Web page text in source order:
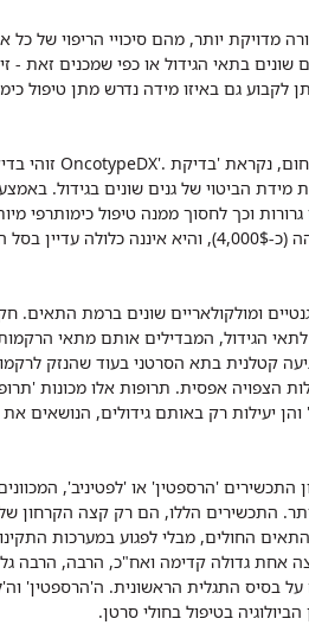
מדויקת יותר, מהם סיכויי הריפוי של כל
שונים בתאי הגידול או כפי שמכנים זאת -
לקבוע גם באיזו מידה נדרש מתן טיפול
נקראת 'בדיקת .'OncotypeDX
זוהי
הביטוי של גנים שונים בגידול.
וכך לחסוך ממנה טיפול כימותרפי
ומולקולאריים שונים ברמת התאים.
לתאי הגידול, המבדילים אותם מתאי
קטלנית בתא הסרטני בעוד שהנזק
הצפויה אפסית. תרופות אלו מכונות
והן יעילות רק באותם גידולים, הנושאים את
'הרספטין' או 'לפטיניב',
התכשירים הללו, הם רק קצה הקרחון
החולים, מבלי לפגוע במערכות
אחת גדולה קדימה ואח"כ, הרבה, הרבה
בסיס התגלית הראשונית. ה'הרספטין'
בטיפול בחולי סרטן.